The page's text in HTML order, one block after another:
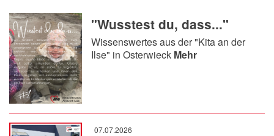
"Wusstest du, dass..."
Wissenswertes aus der "Kita an der
Ilse" in Osterwieck Mehr
07.07.2026